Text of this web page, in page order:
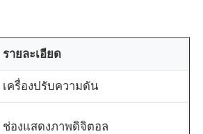
กระแทก
ด
รายละเอียด
เครื่องปรับความดัน
ช่องแสดงภาพดิจิตอล